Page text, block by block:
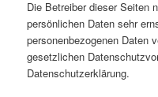
Die Betreiber dieser Seiten
persönlichen Daten sehr
personenbezogenen Daten
gesetzlichen
Datenschutzerklärung.